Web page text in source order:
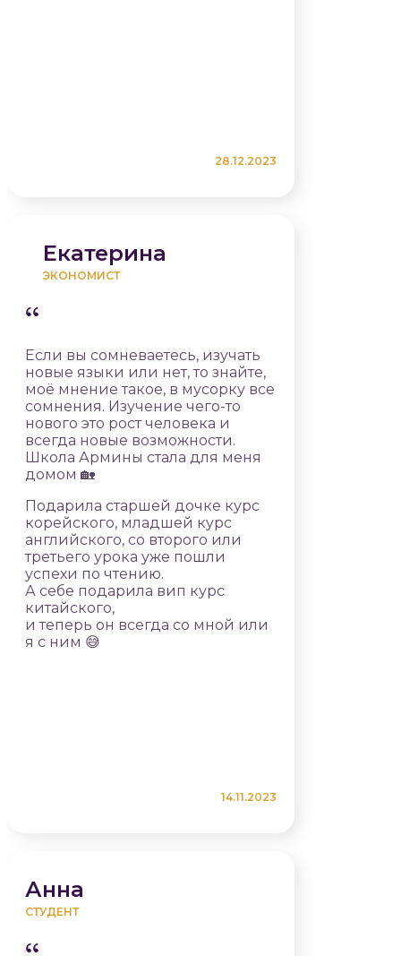
28.12.2023
Екатерина
ЭКОНОМИСТ
Если вы сомневаетесь, изучать
новые языки или нет, то знайте,
моё мнение такое, в мусорку все
сомнения. Изучение чего-то
нового это рост человека и
всегда новые возможности.
Школа Армины стала для меня
домом 🏡
Подарила старшей дочке курс
корейского, младшей курс
английского, со второго или
третьего урока уже пошли
успехи по чтению.
А себе подарила вип курс
китайского,
и теперь он всегда со мной или
я с ним 😅
14.11.2023
Анна
СТУДЕНТ